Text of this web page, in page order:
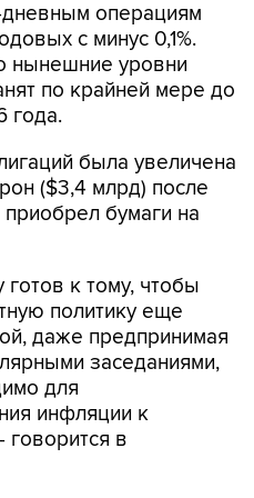
дневным операциям
с минус 0,1%.
нынешние уровни
по крайней мере до
года.
была увеличена
($3,4 млрд) после
бумаги на
к тому, чтобы
политику еще
даже предпринимая
заседаниями,
для
инфляции к
в